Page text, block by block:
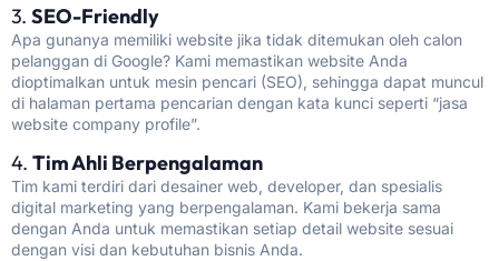
3. SEO-Friendly
Apa gunanya memiliki website jika tidak ditemukan oleh calon
pelanggan di Google? Kami memastikan website Anda
dioptimalkan untuk mesin pencari (SEO), sehingga dapat muncul
di halaman pertama pencarian dengan kata kunci seperti “jasa
website company profile”.
4. Tim Ahli Berpengalaman
Tim kami terdiri dari desainer web, developer, dan spesialis
digital marketing yang berpengalaman. Kami bekerja sama
dengan Anda untuk memastikan setiap detail website sesuai
dengan visi dan kebutuhan bisnis Anda.